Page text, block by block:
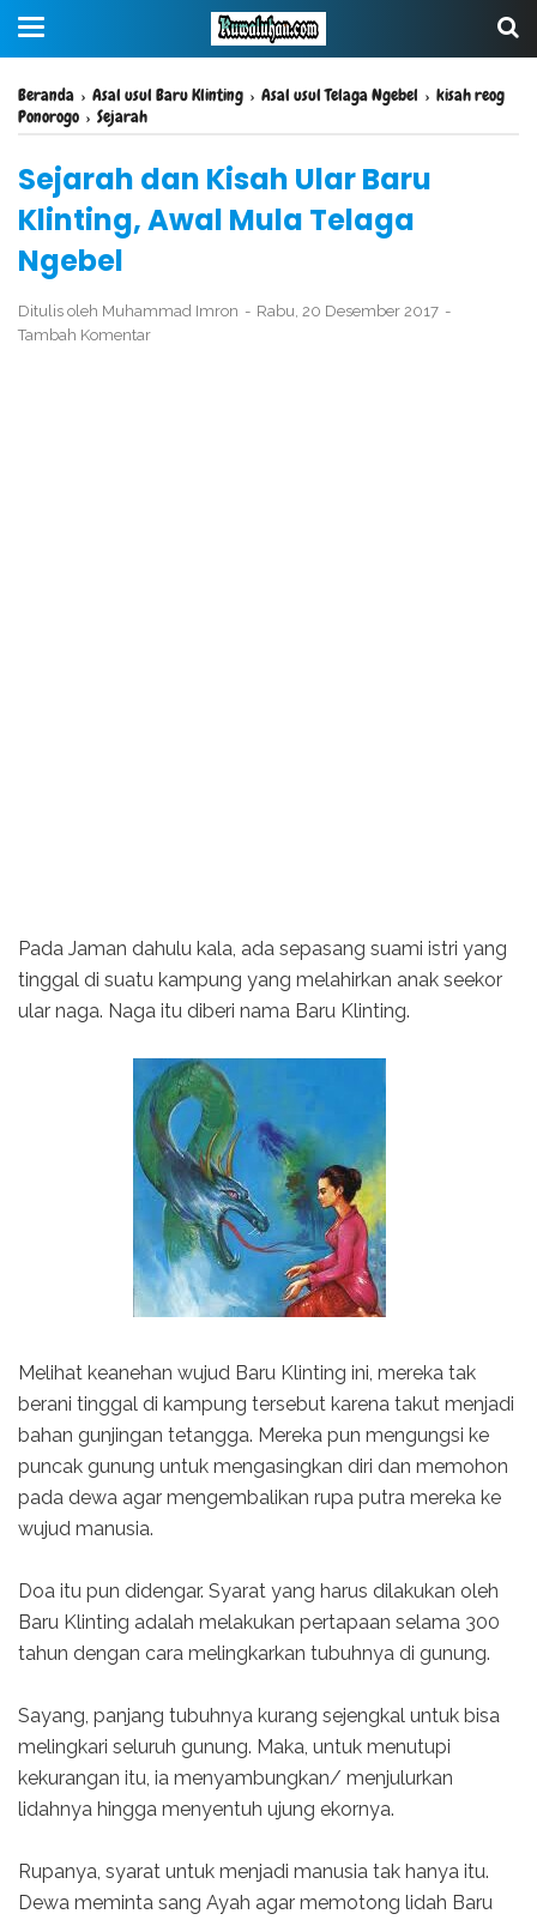
Beranda › Asal usul Baru Klinting › Asal usul Telaga Ngebel › kisah reog
Ponorogo › Sejarah
Sejarah dan Kisah Ular Baru
Klinting, Awal Mula Telaga
Ngebel
Ditulis oleh Muhammad Imron
Rabu, 20 Desember 2017
Tambah Komentar
Pada Jaman dahulu kala, ada sepasang suami istri yang
tinggal di suatu kampung yang melahirkan anak seekor
ular naga. Naga itu diberi nama Baru Klinting.
Melihat keanehan wujud Baru Klinting ini, mereka tak
berani tinggal di kampung tersebut karena takut menjadi
bahan gunjingan tetangga. Mereka pun mengungsi ke
puncak gunung untuk mengasingkan diri dan memohon
pada dewa agar mengembalikan rupa putra mereka ke
wujud manusia.
Doa itu pun didengar. Syarat yang harus dilakukan oleh
Baru Klinting adalah melakukan pertapaan selama 300
tahun dengan cara melingkarkan tubuhnya di gunung.
Sayang, panjang tubuhnya kurang sejengkal untuk bisa
melingkari seluruh gunung. Maka, untuk menutupi
kekurangan itu, ia menyambungkan/ menjulurkan
lidahnya hingga menyentuh ujung ekornya.
Rupanya, syarat untuk menjadi manusia tak hanya itu.
Dewa meminta sang Ayah agar memotong lidah Baru